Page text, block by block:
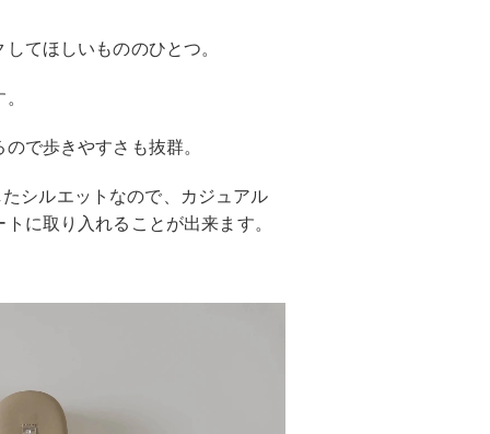
てほしいもののひとつ。
で歩きやすさも抜群。
シルエットなので、カジュアル
に取り入れることが出来ます。